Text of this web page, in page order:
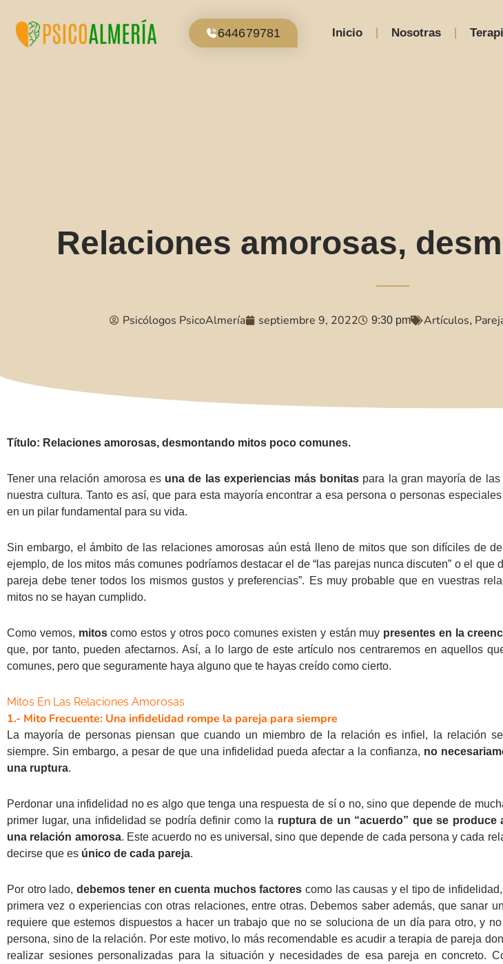
contenido
644679781 Inicio Nosotras
Relaciones amorosas,
Psicólogos PsicoAlmería septiembre 9, 2022 9:30 pm Artículos,
Título: Relaciones amorosas, desmontando mitos poco comunes.
Tener una relación amorosa es una de las experiencias más bonitas para la gran mayoría de las
nuestra cultura. Tanto es así, que para esta mayoría encontrar a esa persona o personas
en un pilar fundamental para su vida.
Sin embargo, el ámbito de las relaciones amorosas aún está lleno de mitos que son difíciles de
ejemplo, de los mitos más comunes podríamos destacar el de “las parejas nunca discuten” o el que
pareja debe tener todos los mismos gustos y preferencias”. Es muy probable que en vuestras
mitos no se hayan cumplido.
Como vemos, mitoscomo estos y otros poco comunes existen y están muy presentes en la
que, por tanto, pueden afectarnos. Así, a lo largo de este artículo nos centraremos en aquellos
comunes, pero que seguramente haya alguno que te hayas creído como cierto.
Mitos En Las Relaciones Amorosas
1.- Mito Frecuente: Una infidelidad rompe la pareja para siempre
La mayoría de personas piensan que cuando un miembro de la relación es infiel, la relación
siempre. Sin embargo, a pesar de que una infidelidad pueda afectar a la confianza, no
una ruptura.
Perdonar una infidelidad no es algo que tenga una respuesta de sí o no, sino que depende de
primer lugar, una infidelidad se podría definir como la ruptura de un “acuerdo” que se produce
una relación amorosa. Este acuerdo no es universal, sino que depende de cada persona y cada
decirse que es único de cada pareja.
Por otro lado, debemos tener en cuenta muchos factores como las causas y el tipo de
primera vez o experiencias con otras relaciones, entre otras. Debemos saber además, que sanar
requiere que estemos dispuestos a hacer un trabajo que no se soluciona de un día para otro, y
persona, sino de la relación. Por este motivo, lo más recomendable es acudir a terapia de pareja
realizar sesiones personalizadas para la situación y necesidades de esa pareja en concreto.